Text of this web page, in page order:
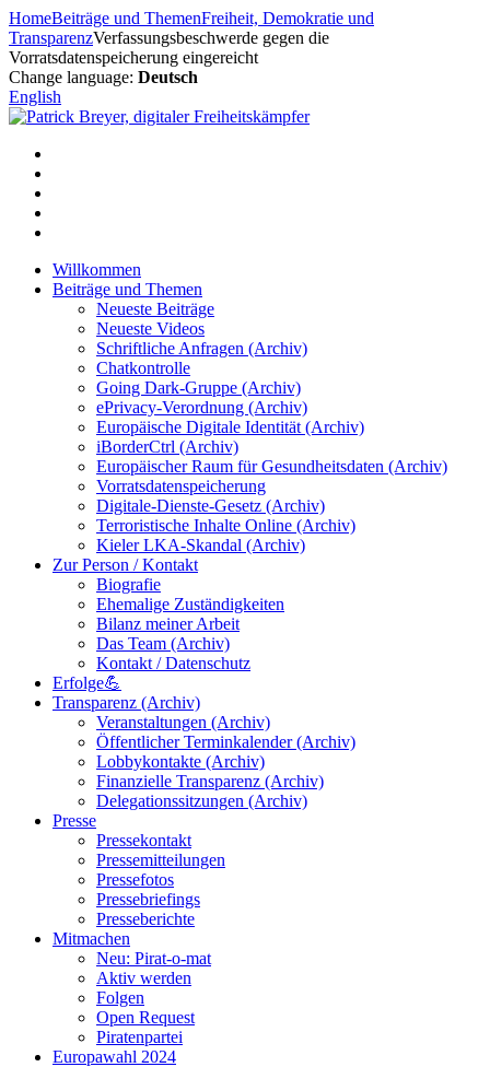
Zum
Inhalt
springen
HomeBeiträge und ThemenFreiheit, Demokratie und
TransparenzVerfassungsbeschwerde gegen die
Vorratsdatenspeicherung eingereicht
Change language: Deutsch
English
Willkommen
Beiträge und Themen
Neueste Beiträge
Neueste Videos
Schriftliche Anfragen (Archiv)
Chatkontrolle
Going Dark-Gruppe (Archiv)
ePrivacy-Verordnung (Archiv)
Europäische Digitale Identität (Archiv)
iBorderCtrl (Archiv)
Europäischer Raum für Gesundheitsdaten (Archiv)
Vorratsdatenspeicherung
Digitale-Dienste-Gesetz (Archiv)
Terroristische Inhalte Online (Archiv)
Kieler LKA-Skandal (Archiv)
Zur Person / Kontakt
Biografie
Ehemalige Zuständigkeiten
Bilanz meiner Arbeit
Das Team (Archiv)
Kontakt / Datenschutz
Erfolge💪
Transparenz (Archiv)
Veranstaltungen (Archiv)
Öffentlicher Terminkalender (Archiv)
Lobbykontakte (Archiv)
Finanzielle Transparenz (Archiv)
Delegationssitzungen (Archiv)
Presse
Pressekontakt
Pressemitteilungen
Pressefotos
Pressebriefings
Presseberichte
Mitmachen
Neu: Pirat-o-mat
Aktiv werden
Folgen
Open Request
Piratenpartei
Europawahl 2024